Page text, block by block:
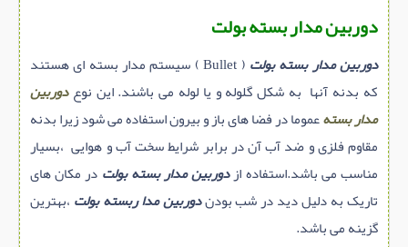
دوربین مدار بسته بولت
دوربین مدار بسته بولت
( Bullet ) سیستم مدار بسته ای هستند
که بدنه آنها به شکل گلوله و یا لوله می باشند. این نوعدوربین
مدار بستهعموما در فضا های باز و بیرون استفاده می شود زیرا بدنه
مقاوم فلزی و ضد آب آن در برابر شرایط سخت آب و هوایی ،بسیار
مناسب می باشد.استفاده ازدوربین مدار بسته بولت در مکان های
تاریک به دلیل دید در شب بودندوربین مدا ربسته بولت ،بهترین
گزینه می باشد.